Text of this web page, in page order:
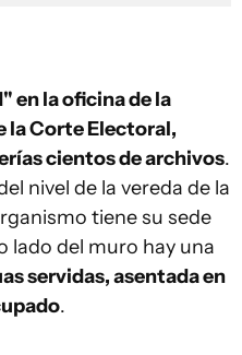
en la oficina de la
la Corte Electoral,
cientos de archivos.
nivel de la vereda de la
tiene su sede
lado del muro hay una
servidas, asentada en
.